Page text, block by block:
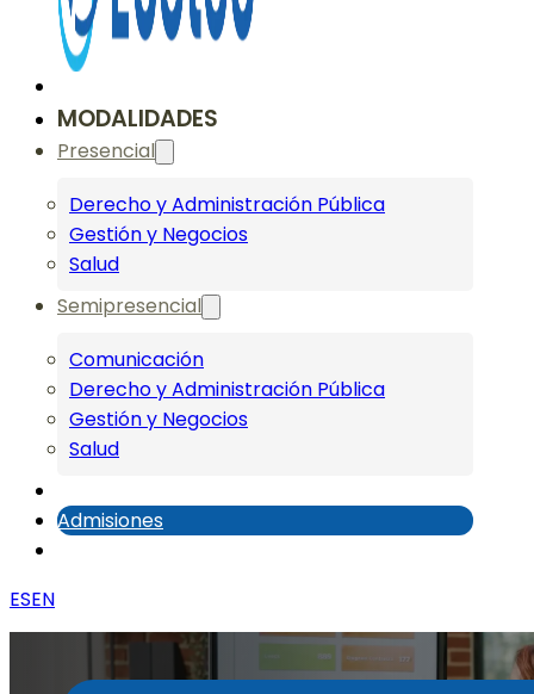
MODALIDADES
Presencial
Derecho y Administración Pública
Gestión y Negocios
Salud
Semipresencial
Comunicación
Derecho y Administración Pública
Gestión y Negocios
Salud
Admisiones
ESEN